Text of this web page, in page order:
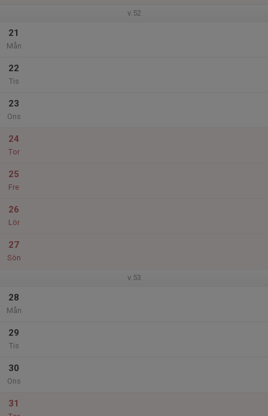
v.52
21
Mån
22
Tis
23
Ons
24
Tor
25
Fre
26
Lör
27
Sön
v.53
28
Mån
29
Tis
30
Ons
31